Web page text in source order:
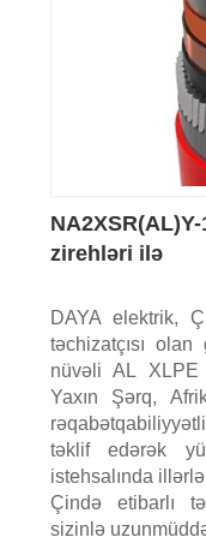
zirehləri ilə
DAYA elektrik,
təchizatçısı
nüvəli AL
Yaxın Şərq,
təklif edərək
istehsalında
Çində etibarlı
sizinlə